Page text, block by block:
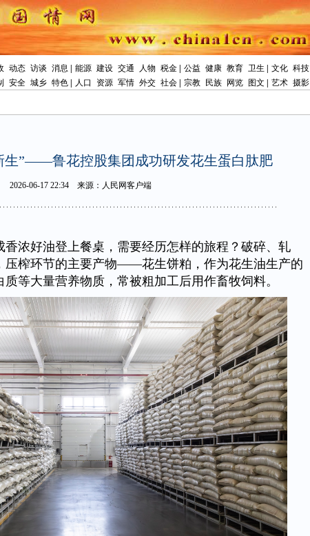
动态 访谈 消息 能源 建设 交通 人物 税金 公益 健康 教育 卫生 文化 科技
安全 城乡 特色 人口 资源 军情 外交 社会 宗教 民族 网览 图文 艺术 摄影
生”——鲁花控股集团成功研发花生蛋白肽肥
2026-06-1722:34 来源：人民网客户端
浓好油登上餐桌，需要经历怎样的旅程？破碎、轧
榨环节的主要产物——花生饼粕，作为花生油生产的
等大量营养物质，常被粗加工后用作畜牧饲料。